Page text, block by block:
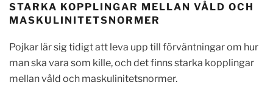
STARKA KOPPLINGAR MELLAN VÅLD OCH
MASKULINITETSNORMER
Pojkar lär sig tidigt att leva upp till förväntningar om hur
man ska vara som kille, och det finns starka kopplingar
mellan våld och maskulinitetsnormer.